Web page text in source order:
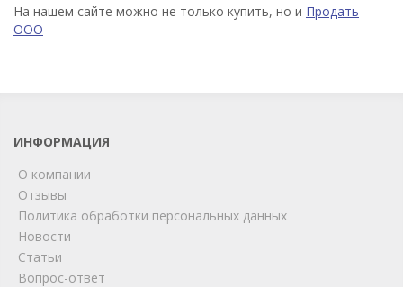
На нашем сайте можно не только купить, но и Продать
ООО
ИНФОРМАЦИЯ
О компании
Отзывы
Политика обработки персональных данных
Новости
Статьи
Вопрос-ответ